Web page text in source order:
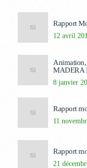
Rapport
12 avril
Animation,
MADERA
8 janvier
Rapport
11
Rapport
21